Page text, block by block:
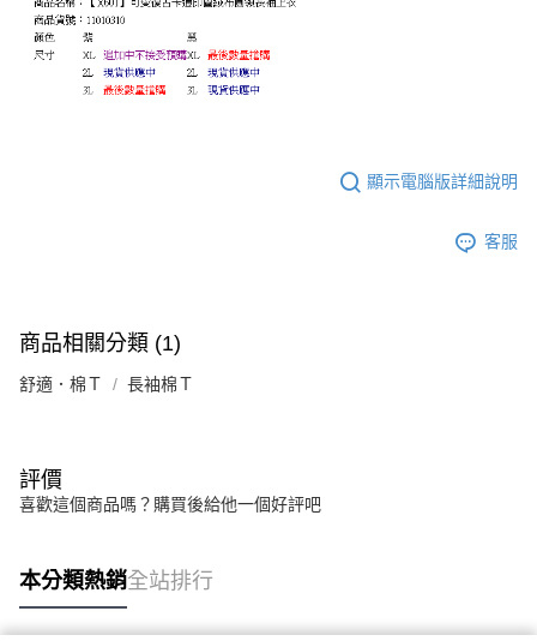
顯示電腦版詳細說明
客服
商品相關分類 (1)
舒適．棉Ｔ 長袖棉Ｔ
評價
喜歡這個商品嗎？購買後給他一個好評吧
本分類熱銷全站排行